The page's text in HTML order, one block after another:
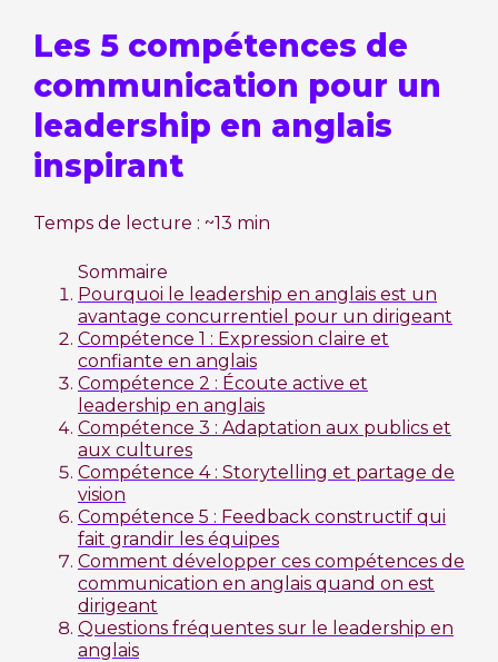
Les 5 compétences de
communication pour un
leadership en anglais
inspirant
Temps de lecture : ~13 min
Sommaire
Pourquoi le leadership en anglais est un
avantage concurrentiel pour un dirigeant
Compétence 1 : Expression claire et
confiante en anglais
Compétence 2 : Écoute active et
leadership en anglais
Compétence 3 : Adaptation aux publics et
aux cultures
Compétence 4 : Storytelling et partage de
vision
Compétence 5 : Feedback constructif qui
fait grandir les équipes
Comment développer ces compétences de
communication en anglais quand on est
dirigeant
Questions fréquentes sur le leadership en
anglais